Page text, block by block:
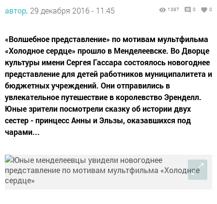
автор, 29 декабря 2016 - 11:45 1387 0 0
«Волшебное представление» по мотивам мультфильма
«Холодное сердце» прошло в Менделеевске. Во Дворце
культуры имени Сергея Гассара состоялось новогоднее
представление для детей работников муниципалитета и
бюджетных учреждений. Они отправились в
увлекательное путешествие в королевство Эренделл.
Юные зрители посмотрели сказку об истории двух
сестер - принцесс Анны и Эльзы, оказавшихся под
чарами...